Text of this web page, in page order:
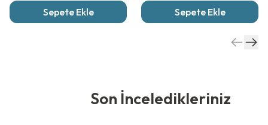
Sepete Ekle Sepete Ekle
Son İnceledikleriniz